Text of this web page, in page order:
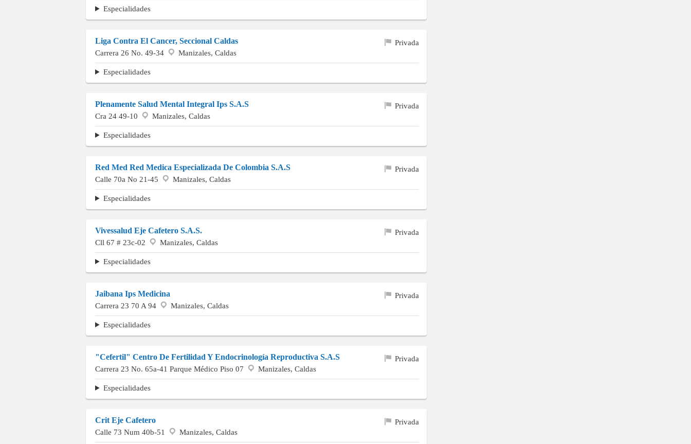
Especialidades
Liga Contra El Cancer, Seccional Caldas
Privada
Carrera 26 No. 49-34
Manizales, Caldas
Especialidades
Plenamente Salud Mental Integral Ips S.A.S
Privada
Cra 24 49-10
Manizales, Caldas
Especialidades
Red Med Red Medica Especializada De Colombia S.A.S
Privada
Calle 70a No 21-45
Manizales, Caldas
Especialidades
Vivessalud Eje Cafetero S.A.S.
Privada
Cll 67 # 23c-02
Manizales, Caldas
Especialidades
Jaibana Ips Medicina
Privada
Carrera 23 70 A 94
Manizales, Caldas
Especialidades
"Cefertil" Centro De Fertilidad Y Endocrinología Reproductiva S.A.S
Privada
Carrera 23 No. 65a-41 Parque Médico Piso 07
Manizales, Caldas
Especialidades
Crit Eje Cafetero
Privada
Calle 73 Num 40b-51
Manizales, Caldas